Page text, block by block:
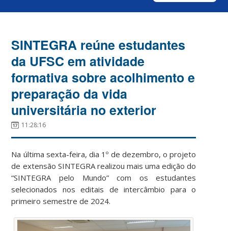
SINTEGRA reúne estudantes
da UFSC em atividade
formativa sobre acolhimento e
preparação da vida
universitária no exterior
11:28:16
Na última sexta-feira, dia 1º de dezembro, o projeto
de extensão SINTEGRA realizou mais uma edição do
“SINTEGRA pelo Mundo” com os estudantes
selecionados nos editais de intercâmbio para o
primeiro semestre de 2024.